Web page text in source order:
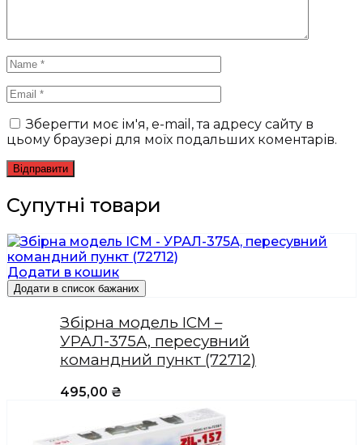
Зберегти моє ім'я, e-mail, та адресу сайту в
цьому браузері для моїх подальших коментарів.
Супутні товари
Додати в кошик
Додати в список бажаних
Збірна модель ICM –
УРАЛ-375А, пересувний
командний пункт (72712)
495,00 ₴